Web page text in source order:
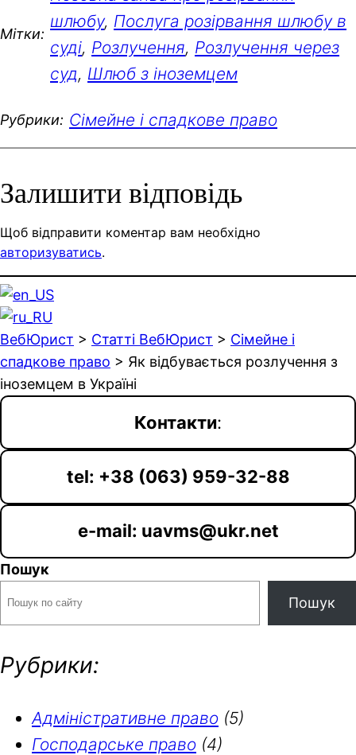
Мітки:
шлюбу, Послуга розірвання шлюбу в
суді, Розлучення, Розлучення через
суд, Шлюб з іноземцем
Рубрики: Сімейне і спадкове право
Залишити відповідь
Щоб відправити коментар вам необхідно
авторизуватись.
ВебЮрист > Статті ВебЮрист > Сімейне і
спадкове право > Як відбувається розлучення з
іноземцем в Україні
Контакти:
tel: +38 (063) 959-32-88
e-mail: uavms@ukr.net
Пошук
Пошук
Рубрики:
Адміністративне право (5)
Господарське право (4)